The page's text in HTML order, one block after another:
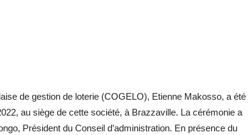
de gestion de loterie (COGELO), Etienne Makosso, a été
au siège de cette société, à Brazzaville. La cérémonie a
Président du Conseil d’administration. En présence du